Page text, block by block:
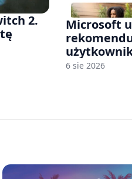
2.
Microsoft
nam przy
6 sie 2026